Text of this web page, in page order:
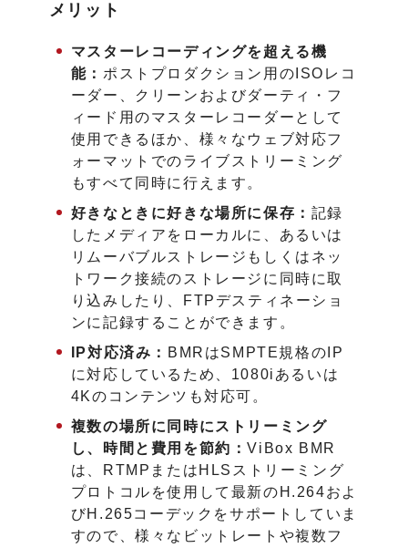
メリット
マスターレコーディングを超える機
能： ポストプロダクション用のISOレコ
ーダー、クリーンおよびダーティ・フ
ィード用のマスターレコーダーとして
使用できるほか、様々なウェブ対応フ
ォーマットでのライブストリーミング
もすべて同時に行えます。
好きなときに好きな場所に保存： 記録
したメディアをローカルに、あるいは
リムーバブルストレージもしくはネッ
トワーク接続のストレージに同時に取
り込みしたり、FTPデスティネーショ
ンに記録することができます。
IP対応済み： BMRはSMPTE規格のIP
に対応しているため、1080iあるいは
4Kのコンテンツも対応可。
複数の場所に同時にストリーミング
し、時間と費用を節約：ViBox BMR
は、RTMPまたはHLSストリーミング
プロトコルを使用して最新のH.264およ
びH.265コーデックをサポートしていま
すので、様々なビットレートや複数フ